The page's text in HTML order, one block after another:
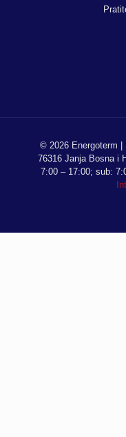
© 2026 Energoterm |
76316 Janja Bosna i
7:00 – 17:00; sub: